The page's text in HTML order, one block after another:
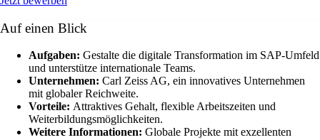
Auf einen Blick
Aufgaben: Gestalte die digitale Transformation im SAP-Umfeld
und unterstütze internationale Teams.
Unternehmen: Carl Zeiss AG, ein innovatives Unternehmen
mit globaler Reichweite.
Vorteile: Attraktives Gehalt, flexible Arbeitszeiten und
Weiterbildungsmöglichkeiten.
Weitere Informationen: Globale Projekte mit exzellenten